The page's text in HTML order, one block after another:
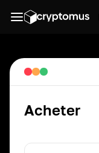
Acheter